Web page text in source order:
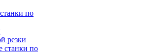
по
резки
станки по